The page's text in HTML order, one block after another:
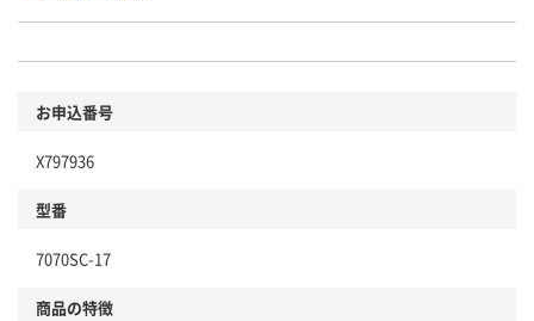
お申込番号
X797936
型番
7070SC-17
商品の特徴